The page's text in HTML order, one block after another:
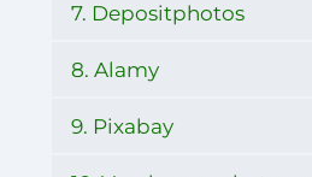
7. Depositphotos
8. Alamy
9. Pixabay